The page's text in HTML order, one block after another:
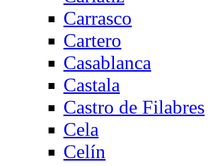
Carrasco
Cartero
Casablanca
Castala
Castro de Filabres
Cela
Celín